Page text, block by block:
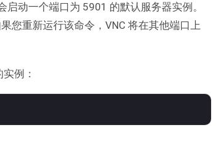
动一个端口为 5901 的默认服务器实例。
您重新运行该命令，VNC 将在其他端口上
例：